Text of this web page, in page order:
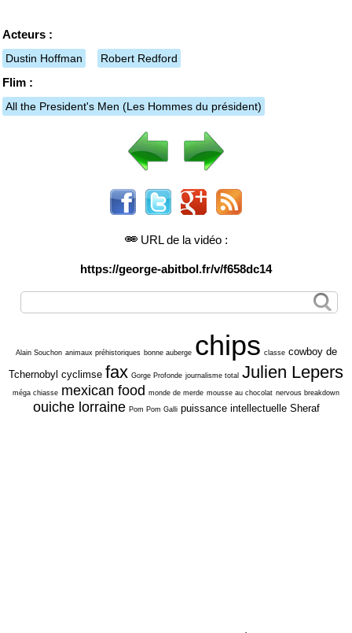
Acteurs :
Dustin Hoffman Robert Redford
Flim :
All the President's Men (Les Hommes du président)
URL de la vidéo :
https://george-abitbol.fr/v/f658dc14
Alain Souchon animaux préhistoriques bonne auberge chips classe cowboy de
Tchernobyl cyclimse fax Gorge Profonde journalisme total Julien Lepers
méga chiasse mexican food monde de merde mousse au chocolat nervous breakdown
ouiche lorraine Pom Pom Galli puissance intellectuelle Sheraf